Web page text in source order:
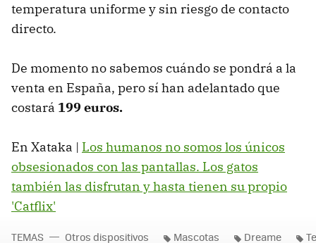
temperatura uniforme y sin riesgo de contacto
directo.
De momento no sabemos cuándo se pondrá a la
venta en España, pero sí han adelantado que
costará 199 euros.
En Xataka | Los humanos no somos los únicos
obsesionados con las pantallas. Los gatos
también las disfrutan y hasta tienen su propio
'Catflix'
TEMAS Otros dispositivos Mascotas Dreame